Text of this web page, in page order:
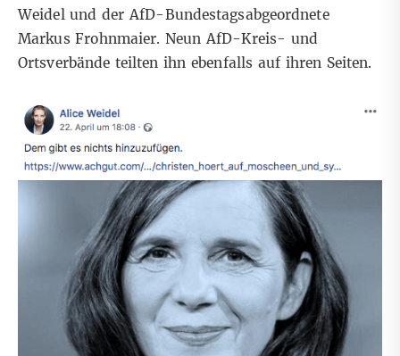
Weidel und der AfD-Bundestagsabgeordnete
Markus Frohnmaier. Neun AfD-Kreis- und
Ortsverbände teilten ihn ebenfalls auf ihren Seiten.